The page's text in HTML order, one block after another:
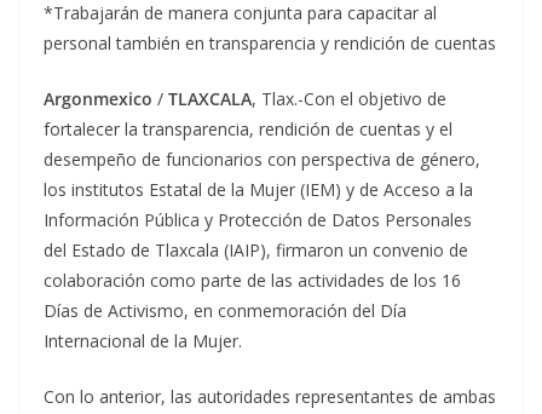
*Trabajarán de manera conjunta para capacitar al
personal también en transparencia y rendición de cuentas
Argonmexico / TLAXCALA, Tlax.-Con el objetivo de
fortalecer la transparencia, rendición de cuentas y el
desempeño de funcionarios con perspectiva de género,
los institutos Estatal de la Mujer (IEM) y de Acceso a la
Información Pública y Protección de Datos Personales
del Estado de Tlaxcala (IAIP), firmaron un convenio de
colaboración como parte de las actividades de los 16
Días de Activismo, en conmemoración del Día
Internacional de la Mujer.
Con lo anterior, las autoridades representantes de ambas